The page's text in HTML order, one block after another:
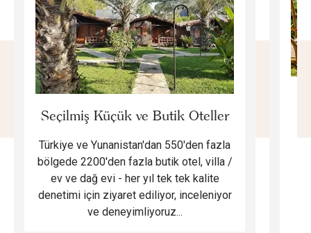
Seçilmiş Küçük ve Butik Oteller
Türkiye ve Yunanistan'dan 550'den fazla
bölgede 2200'den fazla butik otel, villa /
ev ve dağ evi - her yıl tek tek kalite
denetimi için ziyaret ediliyor, inceleniyor
ve deneyimliyoruz...